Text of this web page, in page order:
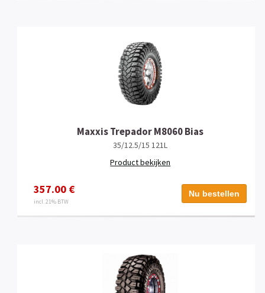
Maxxis Trepador M8060 Bias
35/12.5/15 121L
Product bekijken
357.00 €
incl. 21% BTW
Nu bestellen